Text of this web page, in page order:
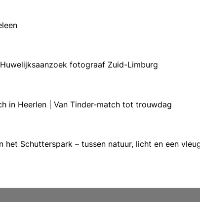
fotograaf Zuid-Limburg
in Heerlen | Van Tinder-match tot trouwdag
het Schutterspark – tussen natuur, licht en een